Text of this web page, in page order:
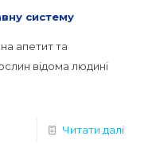
систему
апетит та
відома людині
Читати далі